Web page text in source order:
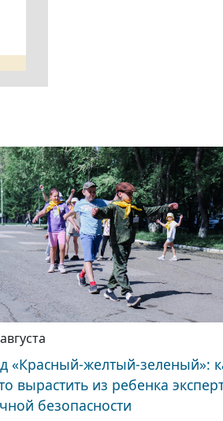
«Красный-желтый-зеленый»:
вырастить из ребенка
безопасности